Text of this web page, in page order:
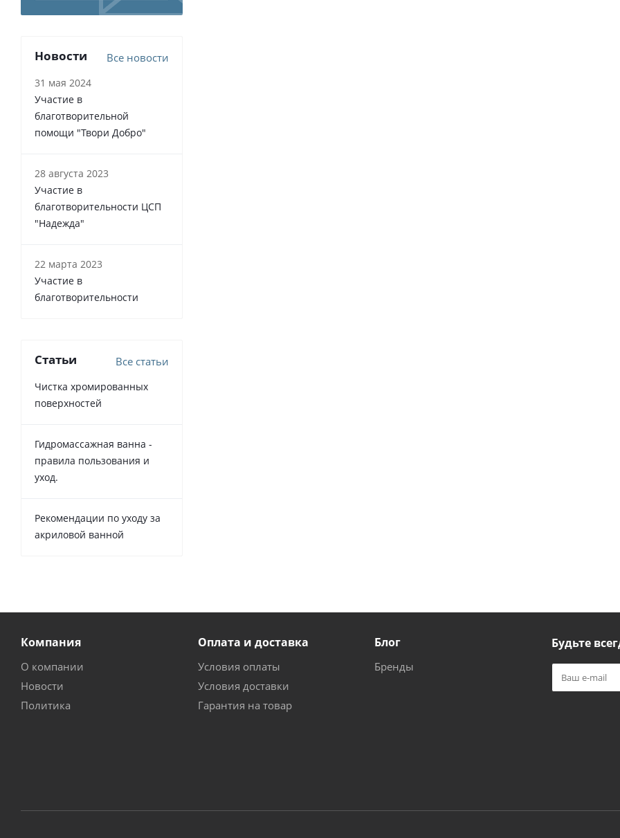
Новости Все новости
31 мая 2024
Участие в
благотворительной
помощи "Твори Добро"
28 августа 2023
Участие в
благотворительности ЦСП
"Надежда"
22 марта 2023
Участие в
благотворительности
Статьи Все статьи
Чистка хромированных
поверхностей
Гидромассажная ванна -
правила пользования и
уход.
Рекомендации по уходу за
акриловой ванной
Компания
О компании
Новости
Политика
Оплата и доставка
Условия оплаты
Условия доставки
Гарантия на товар
Блог
Бренды
Будьте